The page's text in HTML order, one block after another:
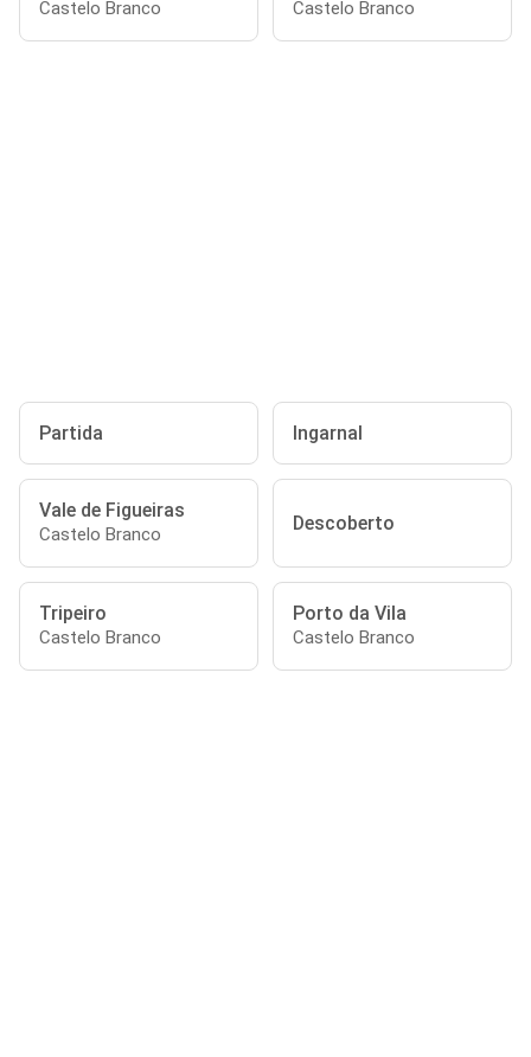
Castelo Branco Castelo Branco
Partida Ingarnal
Vale de Figueiras
Castelo Branco Descoberto
Tripeiro
Castelo Branco
Porto da Vila
Castelo Branco